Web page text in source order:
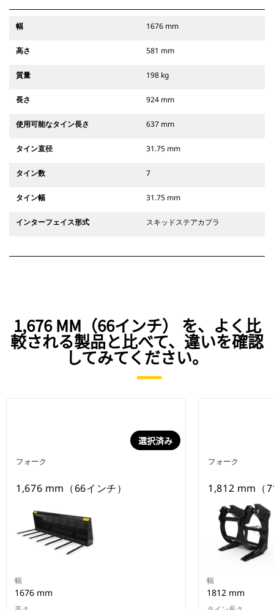
幅 1676 mm
高さ 581 mm
質量 198 kg
長さ 924 mm
使用可能なタイン長さ 637 mm
タイン直径 31.75 mm
タイン数 7
タイン幅 31.75 mm
インターフェイス形式 スキッドステアカプラ
1,676 MM（66インチ） を、よく比
較される製品と比べて、違いを確認
してみてください。
フォーク
選択済み
1,676 mm（66インチ）
幅
1676 mm
フォーク
1,812 mm（
幅
1812 mm